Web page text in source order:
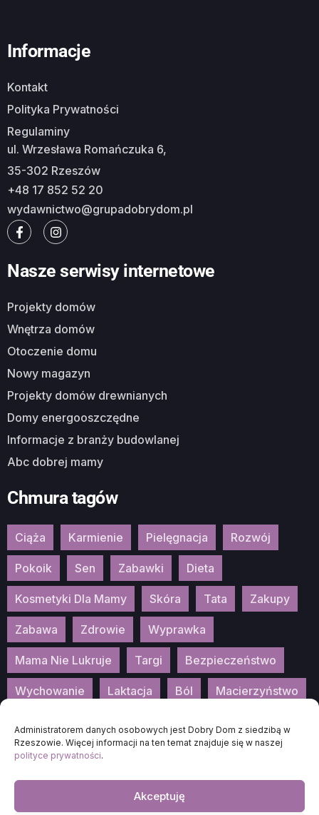
Administratorem danych osobowych jest Dobry Dom z siedzibą w
Rzeszowie. Więcej informacji na ten temat znajduje się w naszej
polityce prywatności.
Akceptuję
Informacje
Kontakt
Polityka Prywatności
Regulaminy
ul. Wrzesława Romańczuka 6,
35-302 Rzeszów
+48 17 852 52 20
wydawnictwo@grupadobrydom.pl
Nasze serwisy internetowe
Projekty domów
Wnętrza domów
Otoczenie domu
Nowy magazyn
Projekty domów drewnianych
Domy energooszczędne
Informacje z branży budowlanej
Abc dobrej mamy
Chmura tagów
Ciąża Karmienie Pielęgnacja Rozwój
Pokoik Sen Zabawki Dieta
Kosmetyki Dla Mamy Skóra Tata Zakupy
Zabawa Zdrowie Wyprawka
Mama Nie Lukruje Targi Bezpieczeństwo
Wychowanie Laktacja Ból Macierzyństwo
DOBRA-MAMA.PL